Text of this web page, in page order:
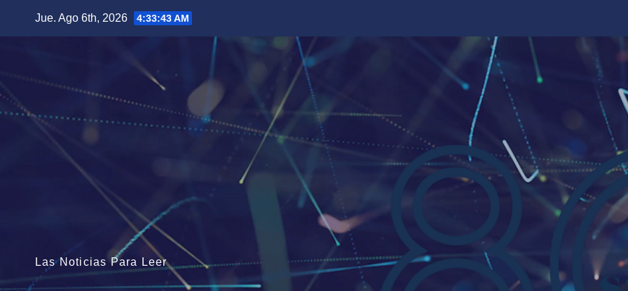
Jue. Ago 6th, 2026 4:33:45 AM
Las Noticias Para Leer